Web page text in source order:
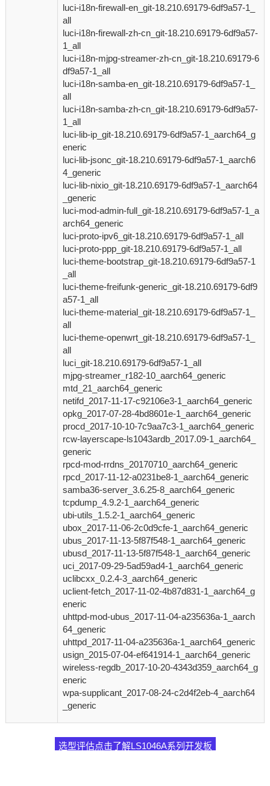
luci-i18n-firewall-en_git-18.210.69179-6df9a57-1_
all
luci-i18n-firewall-zh-cn_git-18.210.69179-6df9a57-
1_all
luci-i18n-mjpg-streamer-zh-cn_git-18.210.69179-6
df9a57-1_all
luci-i18n-samba-en_git-18.210.69179-6df9a57-1_
all
luci-i18n-samba-zh-cn_git-18.210.69179-6df9a57-
1_all
luci-lib-ip_git-18.210.69179-6df9a57-1_aarch64_g
eneric
luci-lib-jsonc_git-18.210.69179-6df9a57-1_aarch6
4_generic
luci-lib-nixio_git-18.210.69179-6df9a57-1_aarch64
_generic
luci-mod-admin-full_git-18.210.69179-6df9a57-1_a
arch64_generic
luci-proto-ipv6_git-18.210.69179-6df9a57-1_all
luci-proto-ppp_git-18.210.69179-6df9a57-1_all
luci-theme-bootstrap_git-18.210.69179-6df9a57-1
_all
luci-theme-freifunk-generic_git-18.210.69179-6df9
a57-1_all
luci-theme-material_git-18.210.69179-6df9a57-1_
all
luci-theme-openwrt_git-18.210.69179-6df9a57-1_
all
luci_git-18.210.69179-6df9a57-1_all
mjpg-streamer_r182-10_aarch64_generic
mtd_21_aarch64_generic
netifd_2017-11-17-c92106e3-1_aarch64_generic
opkg_2017-07-28-4bd8601e-1_aarch64_generic
procd_2017-10-10-7c9aa7c3-1_aarch64_generic
rcw-layerscape-ls1043ardb_2017.09-1_aarch64_
generic
rpcd-mod-rrdns_20170710_aarch64_generic
rpcd_2017-11-12-a0231be8-1_aarch64_generic
samba36-server_3.6.25-8_aarch64_generic
tcpdump_4.9.2-1_aarch64_generic
ubi-utils_1.5.2-1_aarch64_generic
ubox_2017-11-06-2c0d9cfe-1_aarch64_generic
ubus_2017-11-13-5f87f548-1_aarch64_generic
ubusd_2017-11-13-5f87f548-1_aarch64_generic
uci_2017-09-29-5ad59ad4-1_aarch64_generic
uclibcxx_0.2.4-3_aarch64_generic
uclient-fetch_2017-11-02-4b87d831-1_aarch64_g
eneric
uhttpd-mod-ubus_2017-11-04-a235636a-1_aarch
64_generic
uhttpd_2017-11-04-a235636a-1_aarch64_generic
usign_2015-07-04-ef641914-1_aarch64_generic
wireless-regdb_2017-10-20-4343d359_aarch64_g
eneric
wpa-supplicant_2017-08-24-c2d4f2eb-4_aarch64
_generic
选型评估点击了解LS1046A系列开发板